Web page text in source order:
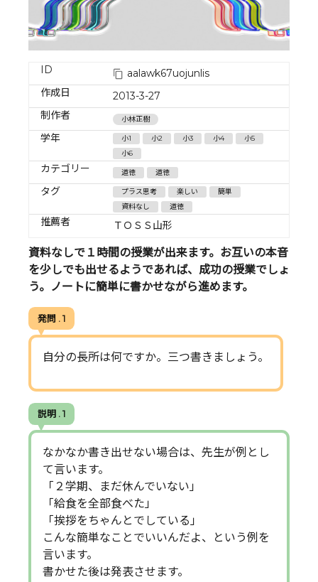
ID
aalawk67uojunlis
作成日
2013-3-27
制作者
小林正樹
学年 小1 小2 小3 小4
小5
小6
カテゴリー 道徳 道徳
タグ プラス思考 楽しい
簡単
資料なし
道徳
推薦者 ＴＯＳＳ山形
資料なしで１時間の授業が出来ます。お互いの本音
を少しでも出せるようであれば、成功の授業でしょ
う。ノートに簡単に書かせながら進めます。
発問 . 1
自分の長所は何ですか。三つ書きましょう。
説明 . 1
なかなか書き出せない場合は、先生が例とし
て言います。
「２学期、まだ休んでいない」
「給食を全部食べた」
「挨拶をちゃんとでしている」
こんな簡単なことでいいんだよ、という例を
言います。
書かせた後は発表させます。